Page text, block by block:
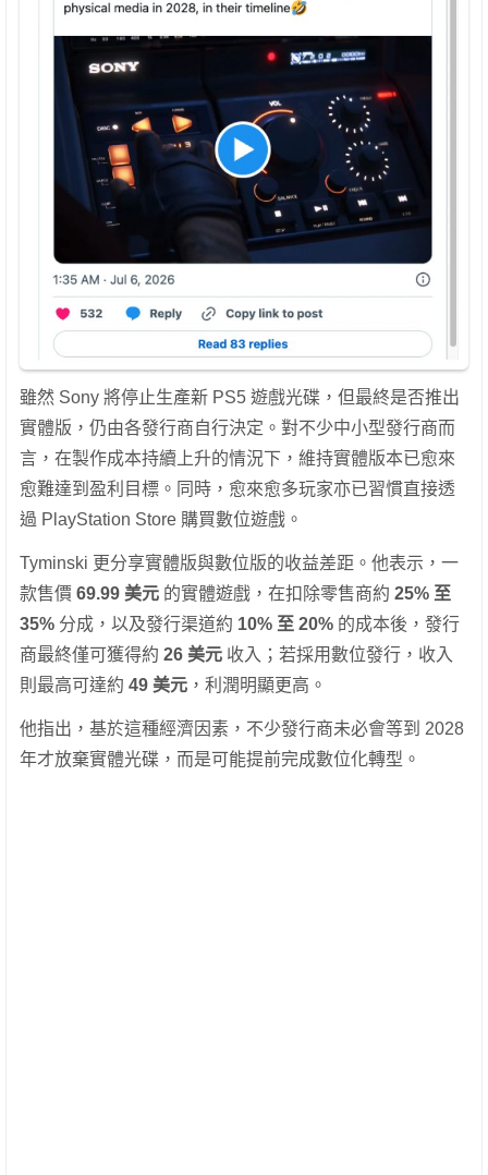
雖然 Sony 將停止生產新 PS5 遊戲光碟，但最終是否推出
實體版，仍由各發行商自行決定。對不少中小型發行商而
言，在製作成本持續上升的情況下，維持實體版本已愈來
愈難達到盈利目標。同時，愈來愈多玩家亦已習慣直接透
過 PlayStation Store 購買數位遊戲。
Tyminski 更分享實體版與數位版的收益差距。他表示，一
款售價 69.99 美元 的實體遊戲，在扣除零售商約 25% 至
35% 分成，以及發行渠道約 10% 至 20% 的成本後，發行
商最終僅可獲得約 26 美元 收入；若採用數位發行，收入
則最高可達約 49 美元 ，利潤明顯更高。
他指出，基於這種經濟因素，不少發行商未必會等到 2028
年才放棄實體光碟，而是可能提前完成數位化轉型。